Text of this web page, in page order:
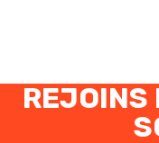
REJOINS